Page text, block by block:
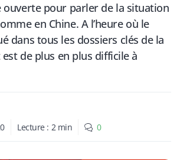
ouverte pour parler de la situation
en Chine. A l’heure où le
dans tous les dossiers clés de la
de plus en plus difficile à
Lecture : 2 min 0